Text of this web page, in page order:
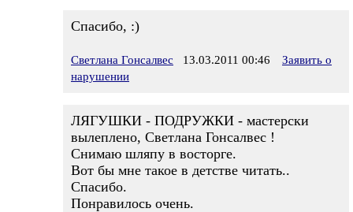
Спасибо, :)
Светлана Гонсалвес 13.03.2011 00:46
Заявить о
нарушении
ЛЯГУШКИ - ПОДРУЖКИ - мастерски
вылеплено, Светлана Гонсалвес !
Снимаю шляпу в восторге.
Вот бы мне такое в детстве читать..
Спасибо.
Понравилось очень.